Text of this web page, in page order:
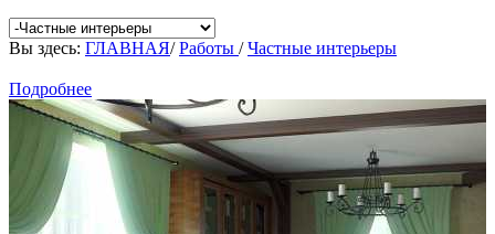
Вы здесь: ГЛАВНАЯ/Работы /Частные интерьеры
Подробнее